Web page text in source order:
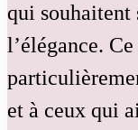
qui souhaitent
l’élégance.
et à ceux qui